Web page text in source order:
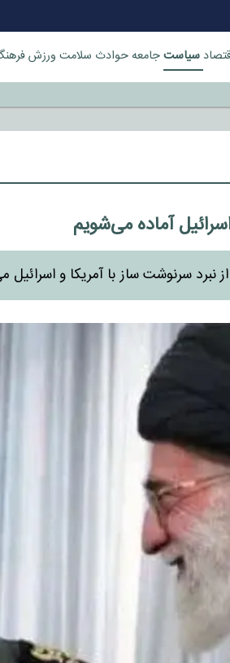
سیاستجامعهحوادث سلامت ورزش
و اروپا شکست خورد
آماده می‌شویم
سرنوشت ساز با آمریکا و اسرائیل